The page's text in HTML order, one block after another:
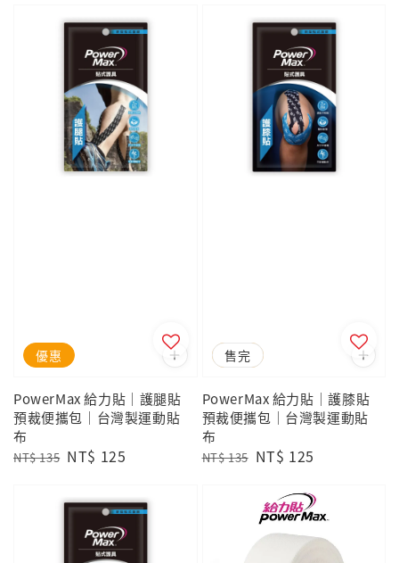
優惠
PowerMax 給力貼｜護腿貼
預裁便攜包｜台灣製運動貼
布
Regular
NT$ 135 Sale
NT$ 125
優惠
售完
PowerMax 給力貼｜護膝貼
預裁便攜包｜台灣製運動貼
布
Regular
NT$ 135 Sale
NT$ 125